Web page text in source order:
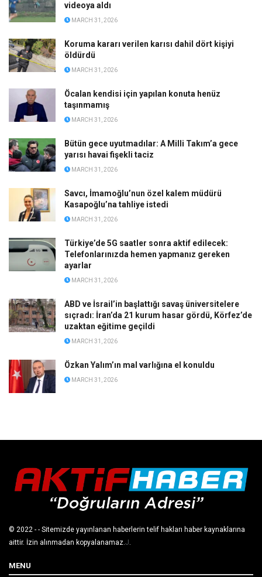
videoya aldı
MARCH 31, 2026
Koruma kararı verilen karısı dahil dört kişiyi
öldürdü
MARCH 31, 2026
Öcalan kendisi için yapılan konuta henüz
taşınmamış
MARCH 31, 2026
Bütün gece uyutmadılar: A Milli Takım’a gece
yarısı havai fişekli taciz
MARCH 31, 2026
Savcı, İmamoğlu’nun özel kalem müdürü
Kasapoğlu’na tahliye istedi
MARCH 31, 2026
Türkiye’de 5G saatler sonra aktif edilecek:
Telefonlarınızda hemen yapmanız gereken
ayarlar
MARCH 31, 2026
ABD ve İsrail’in başlattığı savaş üniversitelere
sıçradı: İran’da 21 kurum hasar gördü, Körfez’de
uzaktan eğitime geçildi
MARCH 31, 2026
Özkan Yalım’ın mal varlığına el konuldu
MARCH 31, 2026
© 2022 - - Sitemizde yayınlanan haberlerin telif hakları haber kaynaklarına
aittir. İzin alınmadan kopyalanamaz. J
MENU